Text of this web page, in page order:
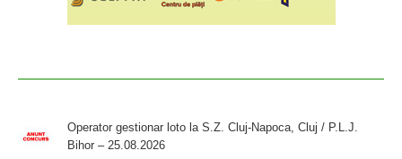
Operator gestionar loto la S.Z. Cluj-Napoca, Cluj / P.L.J.
Bihor – 25.08.2026